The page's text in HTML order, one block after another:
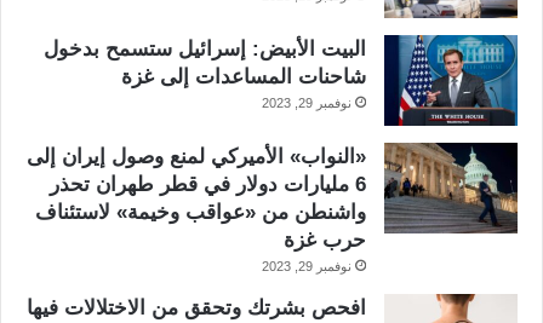
البيت الأبيض: إسرائيل ستسمح بدخول
شاحنات المساعدات إلى غزة
نوفمبر 29, 2023
«النواب» الأميركي لمنع وصول إيران إلى
6 مليارات دولار في قطر طهران تحذر
واشنطن من «عواقب وخيمة» لاستئناف
حرب غزة
نوفمبر 29, 2023
افحص بشرتك وتحقق من الاختلالات فيها